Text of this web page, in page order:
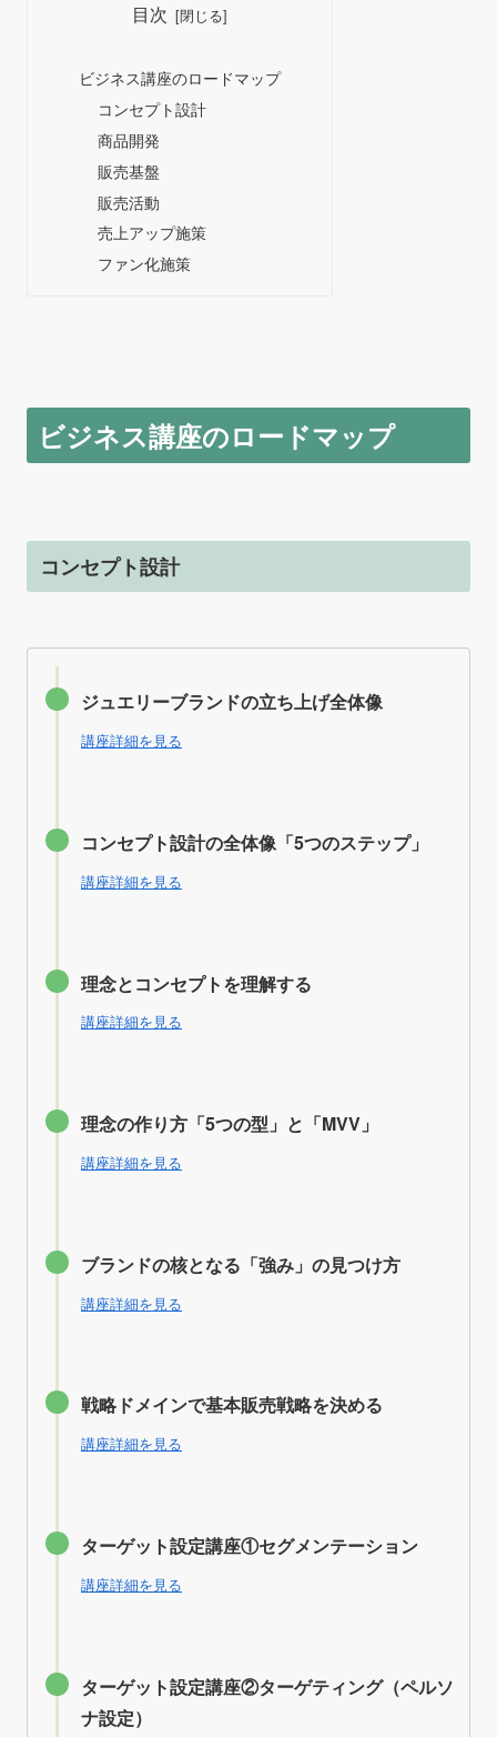
目次
ビジネス講座のロードマップ
コンセプト設計
商品開発
販売基盤
販売活動
売上アップ施策
ファン化施策
ビジネス講座のロードマップ
コンセプト設計
ジュエリーブランドの立ち上げ全体像
講座詳細を見る
コンセプト設計の全体像「5つのステップ」
講座詳細を見る
理念とコンセプトを理解する
講座詳細を見る
理念の作り方「5つの型」と「MVV」
講座詳細を見る
ブランドの核となる「強み」の見つけ方
講座詳細を見る
戦略ドメインで基本販売戦略を決める
講座詳細を見る
ターゲット設定講座①セグメンテーション
講座詳細を見る
ターゲット設定講座②ターゲティング（ペルソ
ナ設定）